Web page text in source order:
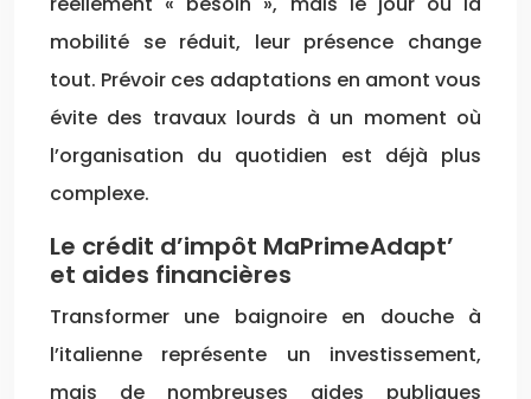
mobilité se réduit, leur présence change
tout. Prévoir ces adaptations en amont vous
évite des travaux lourds à un moment où
l’organisation du quotidien est déjà plus
complexe.
Le crédit d’impôt MaPrimeAdapt’
et aides financières
Transformer une baignoire en douche à
l’italienne représente un investissement,
mais de nombreuses aides publiques